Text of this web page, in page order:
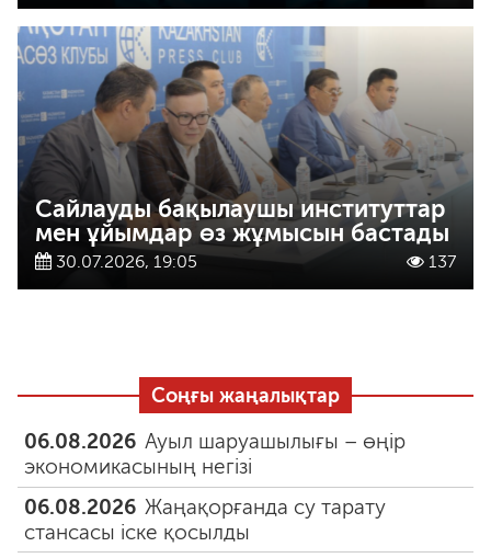
Сайлауды бақылаушы институттар
мен ұйымдар өз жұмысын бастады
30.07.2026, 19:05 137
Соңғы жаңалықтар
06.08.2026 Ауыл шаруашылығы – өңір
экономикасының негізі
06.08.2026 Жаңақорғанда су тарату
стансасы іске қосылды